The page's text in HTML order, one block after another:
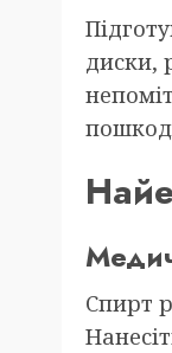
диски,
Спирт